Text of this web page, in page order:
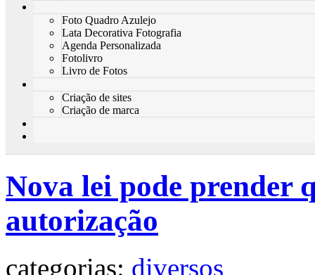
Foto Quadro Azulejo
Lata Decorativa Fotografia
Agenda Personalizada
Fotolivro
Livro de Fotos
Criação de sites
Criação de marca
Nova lei pode prender
autorização
categorias: diversos